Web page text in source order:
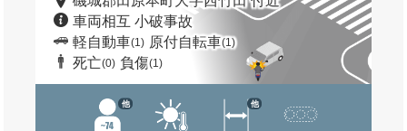
車両相互 小破事故
軽自動車(1) 原付自転車(1)
死亡(0) 負傷(1)
他 他